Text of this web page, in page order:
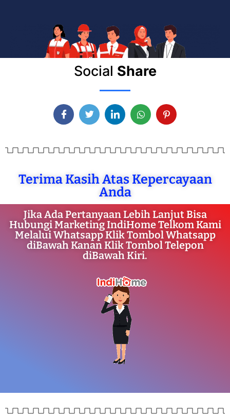
Social Share
Terima Kasih Atas Kepercayaan
Anda
Jika Ada Pertanyaan Lebih Lanjut Bisa
Hubungi Marketing IndiHome Telkom Kami
Melalui Whatsapp Klik Tombol Whatsapp
diBawah Kanan Klik Tombol Telepon
diBawah Kiri.